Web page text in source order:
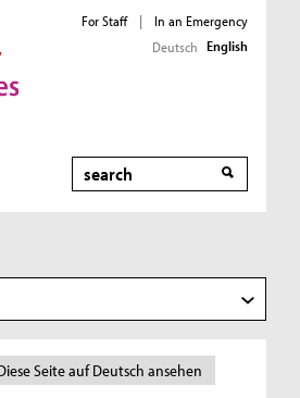
For Staff |
In an Emergency
Deutsch English
Search
Seite auf Deutsch ansehen